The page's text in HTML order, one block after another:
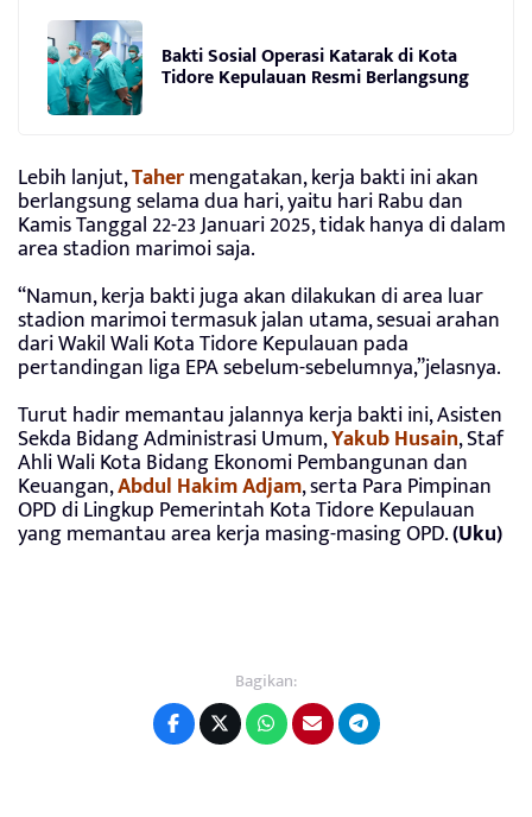
Bakti Sosial Operasi Katarak di Kota
Tidore Kepulauan Resmi Berlangsung
Lebih lanjut,Tahermengatakan, kerja bakti ini akan
berlangsung selama dua hari, yaitu hari Rabu dan
Kamis Tanggal 22-23 Januari 2025, tidak hanya di dalam
area stadion marimoi saja.
“Namun, kerja bakti juga akan dilakukan di area luar
stadion marimoi termasuk jalan utama, sesuai arahan
dari Wakil Wali Kota Tidore Kepulauan pada
pertandingan liga EPA sebelum-sebelumnya,”jelasnya.
Turut hadir memantau jalannya kerja bakti ini, Asisten
Sekda Bidang Administrasi Umum,Yakub Husain, Staf
Ahli Wali Kota Bidang Ekonomi Pembangunan dan
Keuangan,Abdul Hakim Adjam, serta Para Pimpinan
OPD di Lingkup Pemerintah Kota Tidore Kepulauan
yang memantau area kerja masing-masing OPD.(Uku)
Bagikan: